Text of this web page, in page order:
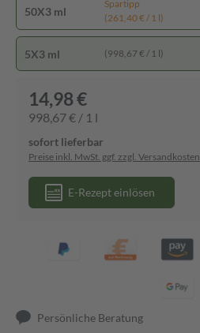
50X3 ml
Spartipp
(261,40 € / 1 l)
5X3 ml (998,67 € / 1 l)
14,98 €
998,67 € / 1 l
sofort lieferbar
Preise inkl. MwSt. ggf. zzgl. Versandkosten
E-Rezept einlösen
Persönliche Beratung